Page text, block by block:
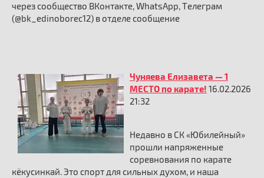
через сообщество ВКонтакте, WhatsApp, Телеграм
(@bk_edinoborec12) в отделе сообщение
Чуняева Елизавета — 1
МЕСТО по карате! 16.02.2026
21:32
Недавно в СК «Юбилейный»
прошли напряженные
соревнования по карате
кёкусинкай. Это спорт для сильных духом, и наша